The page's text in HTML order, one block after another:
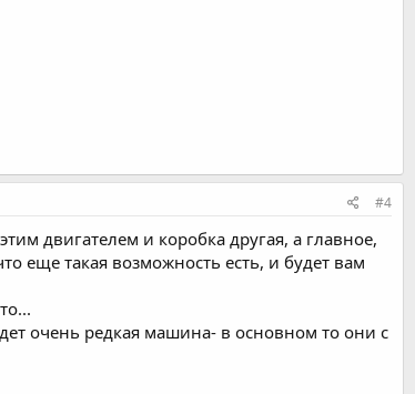
#4
двигателем и коробка другая, а главное,
еще такая возможность есть, и будет вам
очень редкая машина- в основном то они с